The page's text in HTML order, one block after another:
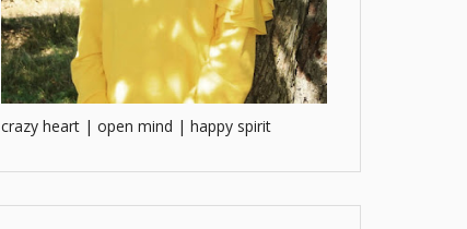
crazy heart | open mind | happy spirit